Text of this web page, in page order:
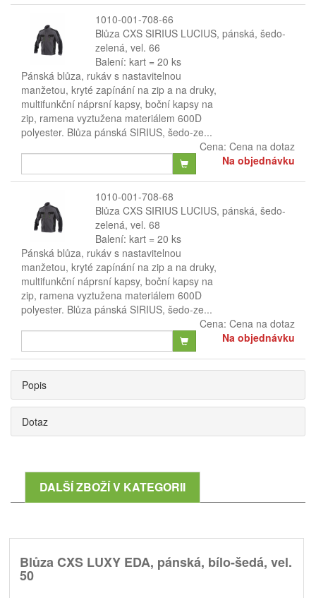
1010-001-708-66
Blůza CXS SIRIUS LUCIUS, pánská, šedo-
zelená, vel. 66
Balení: kart = 20 ks
Pánská blůza, rukáv s nastavitelnou
manžetou, kryté zapínání na zip a na druky,
multifunkční náprsní kapsy, boční kapsy na
zip, ramena vyztužena materiálem 600D
polyester. Blůza pánská SIRIUS, šedo-ze...
Cena: Cena na dotaz
Na objednávku
1010-001-708-68
Blůza CXS SIRIUS LUCIUS, pánská, šedo-
zelená, vel. 68
Balení: kart = 20 ks
Pánská blůza, rukáv s nastavitelnou
manžetou, kryté zapínání na zip a na druky,
multifunkční náprsní kapsy, boční kapsy na
zip, ramena vyztužena materiálem 600D
polyester. Blůza pánská SIRIUS, šedo-ze...
Cena: Cena na dotaz
Na objednávku
Popis
Dotaz
DALŠÍ ZBOŽÍ V KATEGORII
Blůza CXS LUXY EDA, pánská, bílo-šedá, vel.
50